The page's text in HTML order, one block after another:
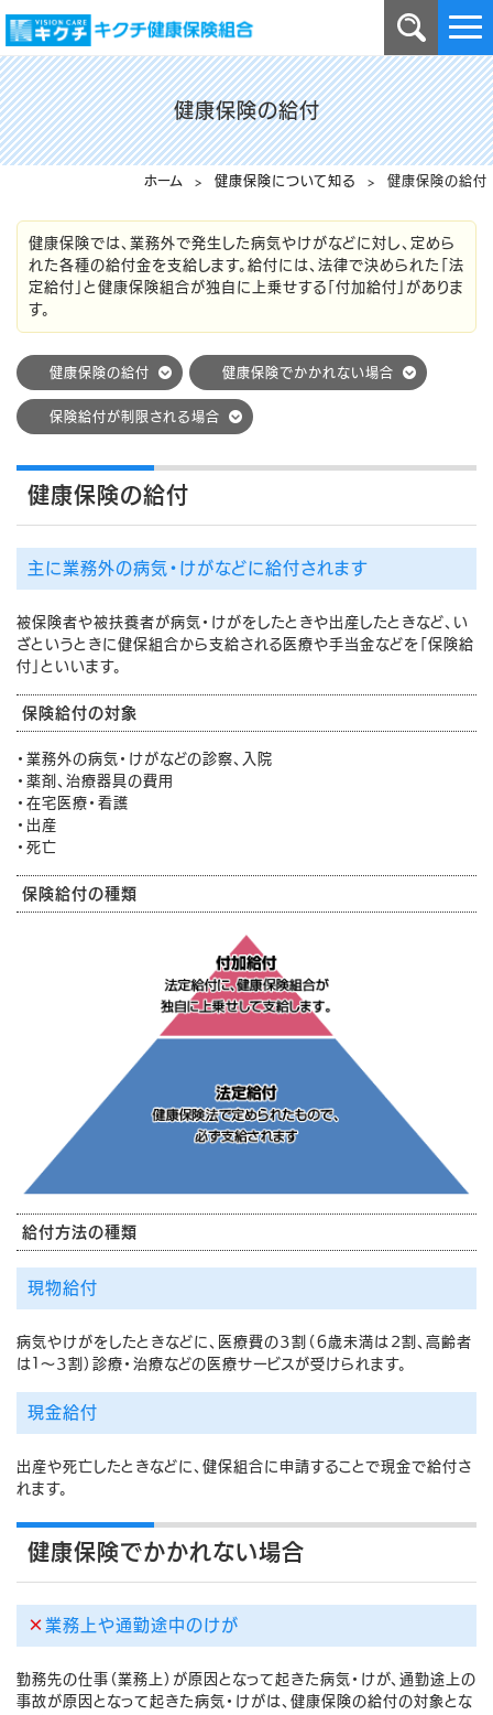
ホーム > 健康保険について知る > 健康保険の給付
健康保険の給付
健康保険では、業務外で発生した病気やけがなどに対し、定めら
れた各種の給付金を支給します。給付には、法律で決められた「法
定給付」と健康保険組合が独自に上乗せする「付加給付」がありま
す。
健康保険の給付 健康保険でかかれない場合
保険給付が制限される場合
健康保険の給付
主に業務外の病気・けがなどに給付されます
被保険者や被扶養者が病気・けがをしたときや出産したときなど、い
ざというときに健保組合から支給される医療や手当金などを「保険給
付」といいます。
保険給付の対象
・業務外の病気・けがなどの診察、入院
・薬剤、治療器具の費用
・在宅医療・看護
・出産
・死亡
保険給付の種類
給付方法の種類
現物給付
病気やけがをしたときなどに、医療費の３割（６歳未満は２割、高齢者
は１～３割）診療・治療などの医療サービスが受けられます。
現金給付
出産や死亡したときなどに、健保組合に申請することで現金で給付さ
れます。
健康保険でかかれない場合
× 業務上や通勤途中のけが
勤務先の仕事（業務上）が原因となって起きた病気・けが、通勤途上の
事故が原因となって起きた病気・けがは、健康保険の給付の対象とな